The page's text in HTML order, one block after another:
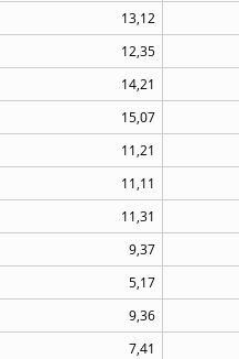
13,12
12,35
14,21
15,07
11,21
11,11
11,31
9,37
5,17
9,36
7,41